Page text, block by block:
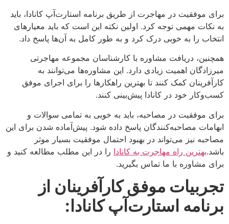
برای موفقیت در مهاجرت از طریق برنامه استارت‌آپ کانادا، باید
به نکات مهمی توجه کرد. اولین نکته این است که باید معیارهای
انتخاب را به خوبی درک کرد و به طور کامل به آن‌ها پاسخ داد.
همچنین، دریافت مشاوره با کارشناسان مجموعه مهاجرتی
میرزادگان اهمیت زیادی دارد. این مشاوره‌ها می‌توانند به
کارآفرینان کمک کنند تا بهترین راهکارها را برای اجرای موفق
کسب‌وکار خود در کانادا پیش‌بینی کنند.
برای موفقیت در مصاحبه، باید به خوبی به تمامی سوالات و
ابهامات مصاحبه‌کنندگان پاسخ داده شود. پیش‌آماده شدن برای این
مصاحبه نیز می‌تواند در بهبود احتمال موفقیت بسیار موثر
باشد.بهترین راه مهاجرت به کانادا را در این مطلب مطالعه کنید و
برای مشاوره با ما تماس بگیرید.
تجربیات موفق کارآفرینان از
برنامه استارت‌آپ کانادا: